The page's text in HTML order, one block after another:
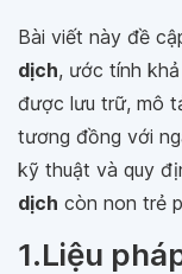
Bài viết này đề
dịch, ước tính
được lưu trữ, mô
tương đồng với
kỹ thuật và quy
dịch còn non trẻ
1.Liệu